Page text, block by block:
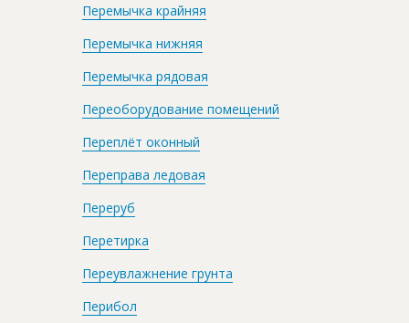
Перемычка крайняя
Перемычка нижняя
Перемычка рядовая
Переоборудование помещений
Переплёт оконный
Переправа ледовая
Переруб
Перетирка
Переувлажнение грунта
Перибол